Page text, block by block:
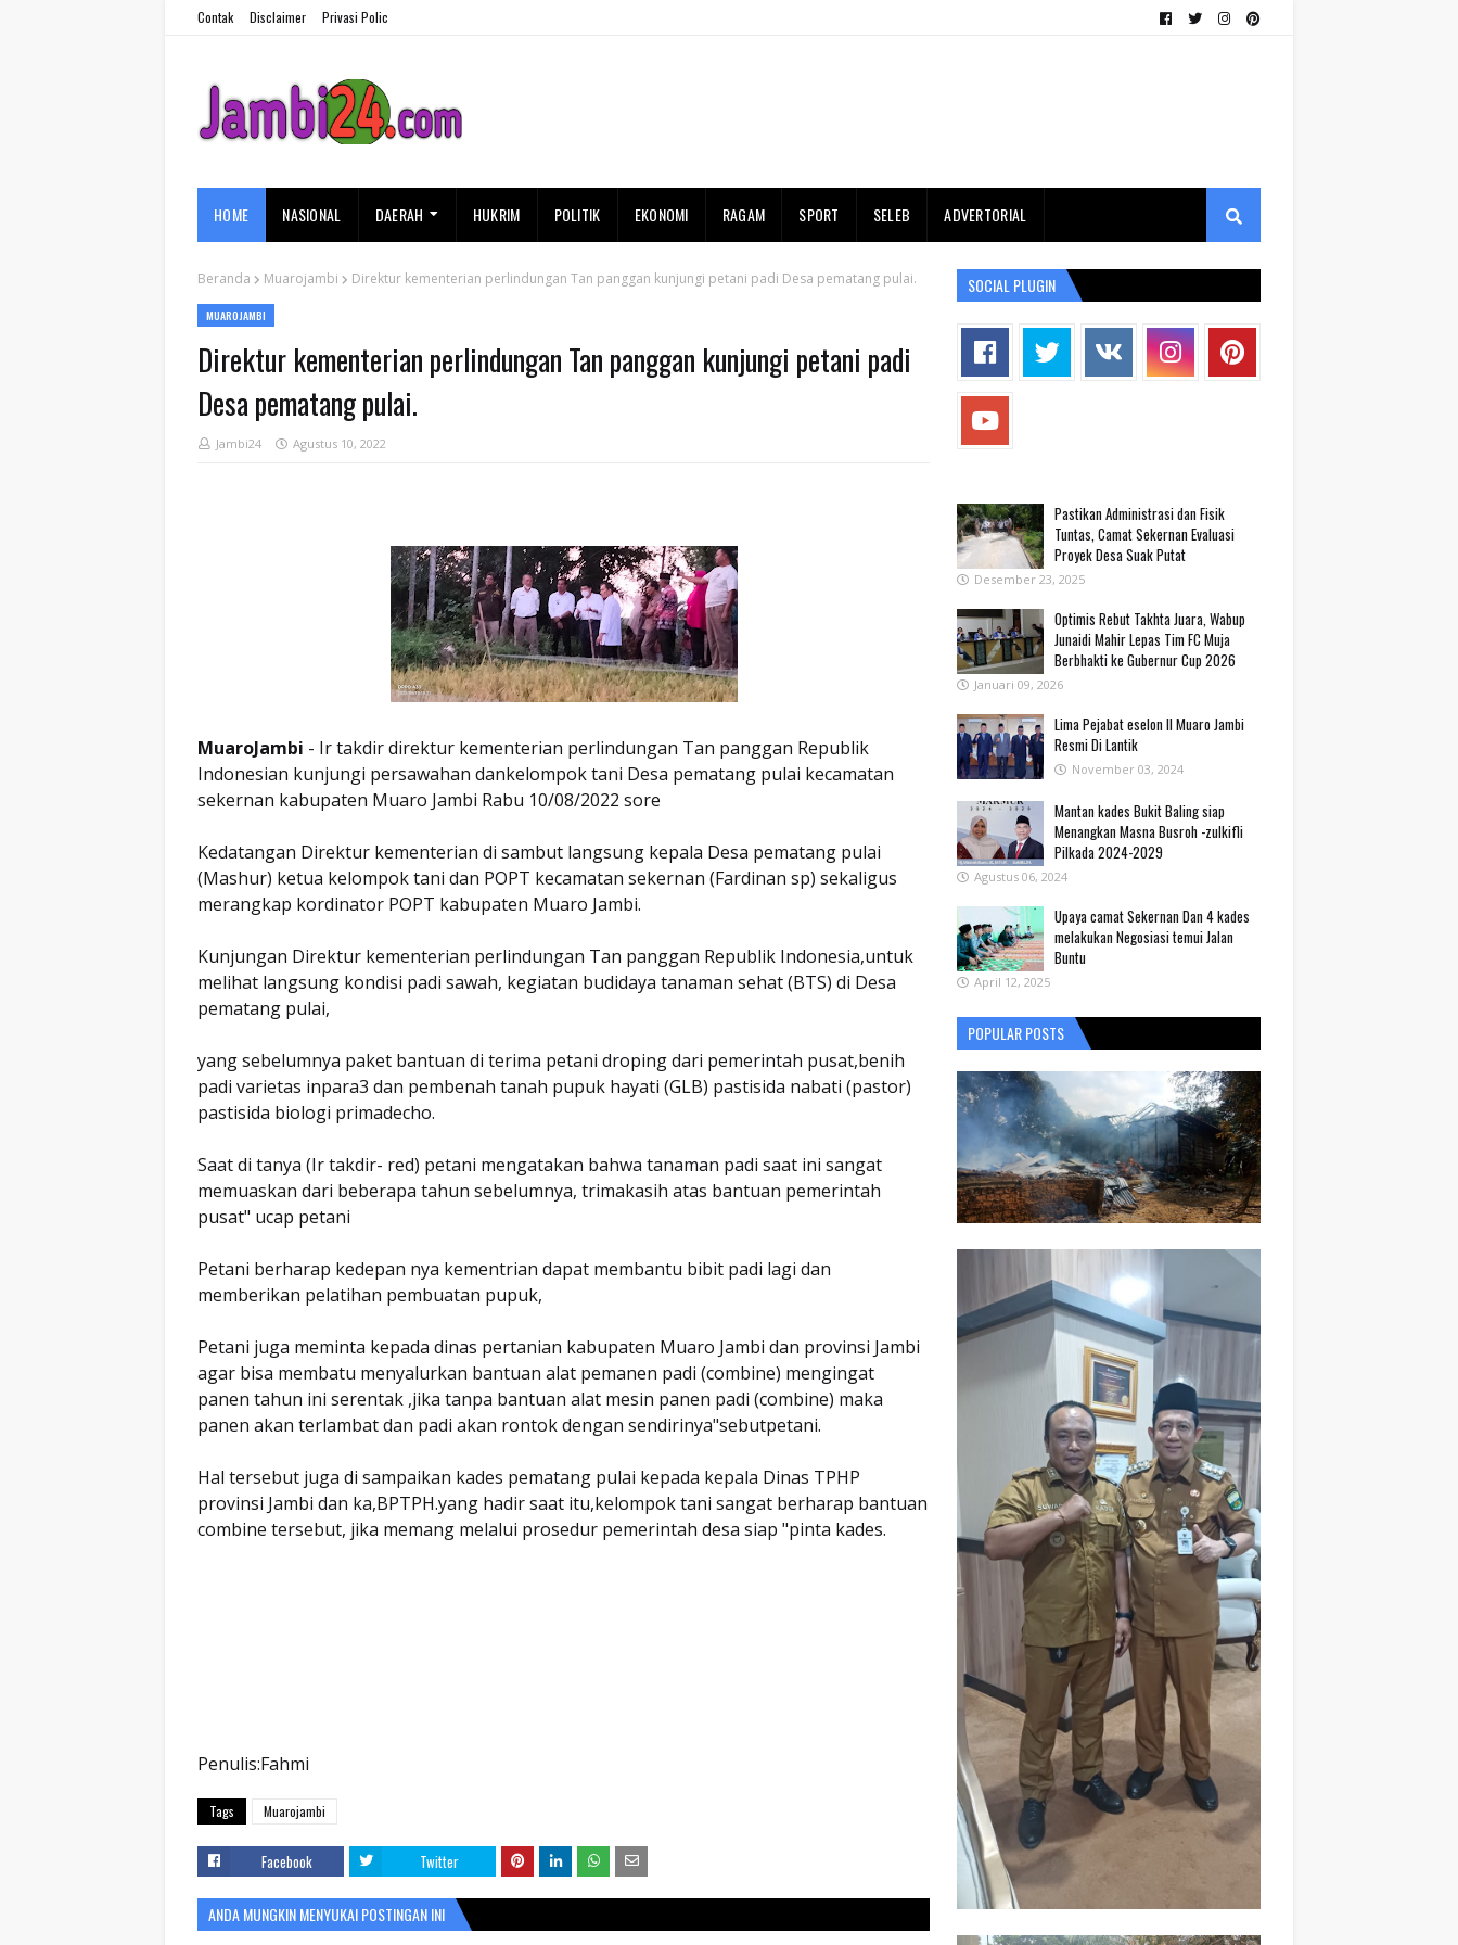
Contak Disclaimer Privasi Polic
HOME NASIONAL DAERAH HUKRIM POLITIK EKONOMI RAGAM SPORT SELEB ADVERTORIAL
Beranda Muarojambi Direktur kementerian perlindungan Tan panggan kunjungi petani padi Desa pematang pulai.
MUAROJAMBI
Direktur kementerian perlindungan Tan panggan kunjungi petani padi
Desa pematang pulai.
Jambi24 Agustus 10, 2022
MuaroJambi - Ir takdir direktur kementerian perlindungan Tan panggan Republik
Indonesian kunjungi persawahan dankelompok tani Desa pematang pulai kecamatan
sekernan kabupaten Muaro Jambi Rabu 10/08/2022 sore
Kedatangan Direktur kementerian di sambut langsung kepala Desa pematang pulai
(Mashur) ketua kelompok tani dan POPT kecamatan sekernan (Fardinan sp) sekaligus
merangkap kordinator POPT kabupaten Muaro Jambi.
Kunjungan Direktur kementerian perlindungan Tan panggan Republik Indonesia,untuk
melihat langsung kondisi padi sawah, kegiatan budidaya tanaman sehat (BTS) di Desa
pematang pulai,
yang sebelumnya paket bantuan di terima petani droping dari pemerintah pusat,benih
padi varietas inpara3 dan pembenah tanah pupuk hayati (GLB) pastisida nabati (pastor)
pastisida biologi primadecho.
Saat di tanya (Ir takdir- red) petani mengatakan bahwa tanaman padi saat ini sangat
memuaskan dari beberapa tahun sebelumnya, trimakasih atas bantuan pemerintah
pusat" ucap petani
Petani berharap kedepan nya kementrian dapat membantu bibit padi lagi dan
memberikan pelatihan pembuatan pupuk,
Petani juga meminta kepada dinas pertanian kabupaten Muaro Jambi dan provinsi Jambi
agar bisa membatu menyalurkan bantuan alat pemanen padi (combine) mengingat
panen tahun ini serentak ,jika tanpa bantuan alat mesin panen padi (combine) maka
panen akan terlambat dan padi akan rontok dengan sendirinya"sebutpetani.
Hal tersebut juga di sampaikan kades pematang pulai kepada kepala Dinas TPHP
provinsi Jambi dan ka,BPTPH.yang hadir saat itu,kelompok tani sangat berharap bantuan
combine tersebut, jika memang melalui prosedur pemerintah desa siap "pinta kades.
Penulis:Fahmi
Tags Muarojambi
Facebook Twitter
ANDA MUNGKIN MENYUKAI POSTINGAN INI
SOCIAL PLUGIN
Pastikan Administrasi dan Fisik
Tuntas, Camat Sekernan Evaluasi
Proyek Desa Suak Putat
Desember 23, 2025
Optimis Rebut Takhta Juara, Wabup
Junaidi Mahir Lepas Tim FC Muja
Berbhakti ke Gubernur Cup 2026
Januari 09, 2026
Lima Pejabat eselon II Muaro Jambi
Resmi Di Lantik
November 03, 2024
Mantan kades Bukit Baling siap
Menangkan Masna Busroh -zulkifli
Pilkada 2024-2029
Agustus 06, 2024
Upaya camat Sekernan Dan 4 kades
melakukan Negosiasi temui Jalan
Buntu
April 12, 2025
POPULAR POSTS